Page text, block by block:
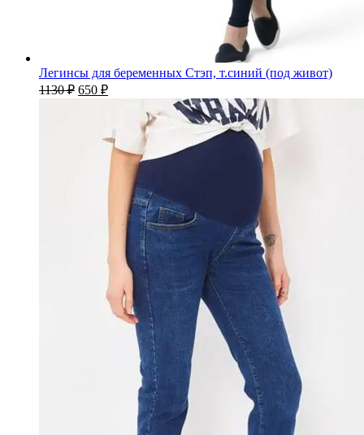
Легинсы для беременных Стэп, т.синий (под живот)
1130₽ 650 ₽